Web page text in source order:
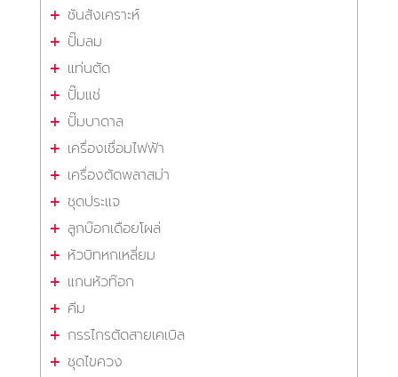
ชันสังเคราะห์
ปั๊มลม
แท่นตัด
ปั๊มแช่
ปั๊มบาดาล
เครื่องเชื่อมไฟฟ้า
เครื่องตัดพลาสม่า
ชุดประแจ
ลูกบ๊อกเดือยโผล่
หัวบิทหกเหลี่ยม
แกนหัวท๊อก
คีม
กรรไกรตัดสายเคเบิล
ชุดไขควง